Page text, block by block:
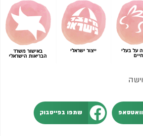
על בעלי
חיים
ייצור ישראלי באישור משרד
הבריאות הישראלי
שתפו בפייסבוק